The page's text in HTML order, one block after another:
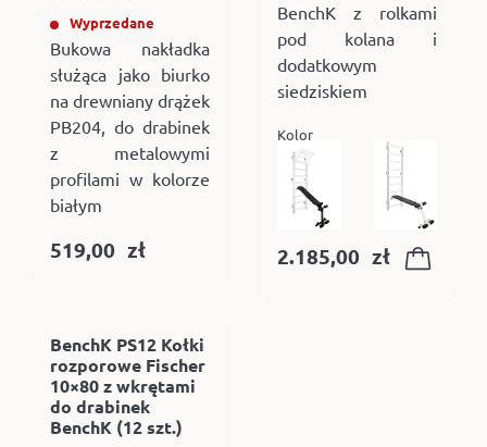
Wyprzedane
Bukowa nakładka
służąca jako biurko
na drewniany drążek
PB204, do drabinek
z metalowymi
profilami w kolorze
białym
519,00 zł
BenchK z rolkami
pod kolana i
dodatkowym
siedziskiem
Kolor
2.185,00 zł
BenchK PS12 Kołki
rozporowe Fischer
10×80 z wkrętami
do drabinek
BenchK (12 szt.)